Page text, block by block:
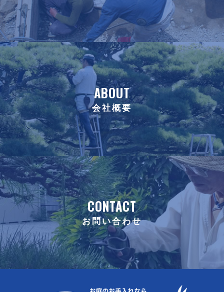
ABOUT
会社概要
CONTACT
お問い合わせ